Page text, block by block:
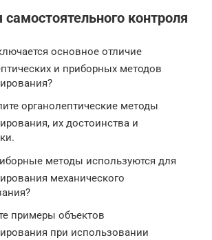
контроля
основное отличие
и приборных методов
органолептические методы
их достоинства и
методы используются для
механического
примеры объектов
при использовании